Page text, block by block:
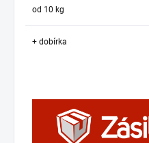
od 10 kg
+ dobírka